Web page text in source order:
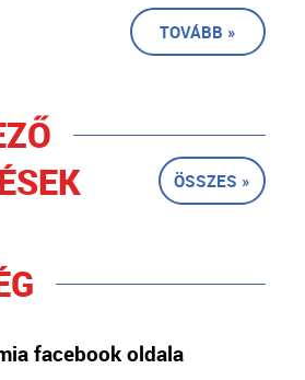
TOVÁBB »
ÖSSZES »
facebook oldala